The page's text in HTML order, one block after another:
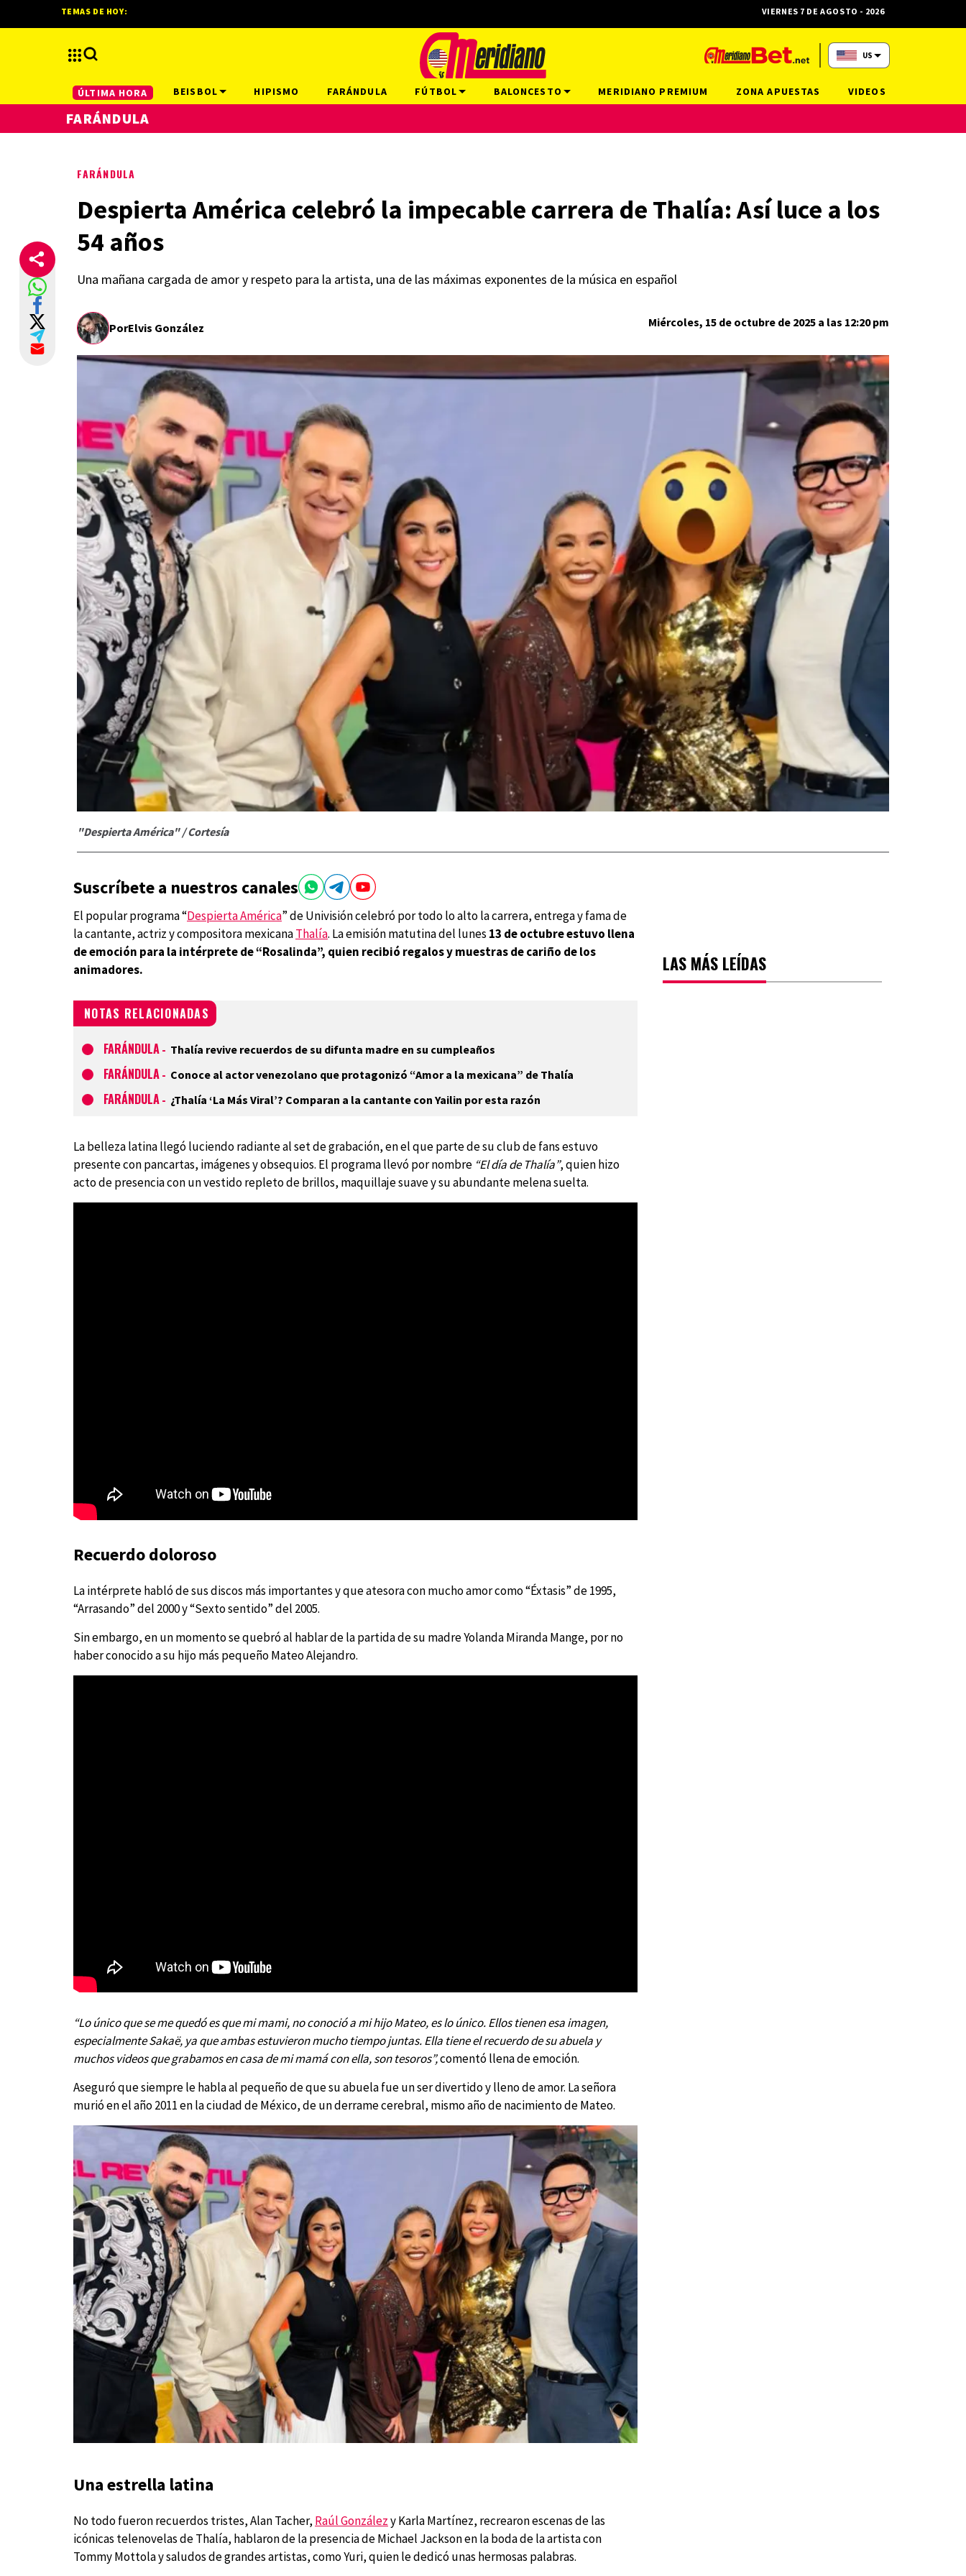
FARÁNDULA
Despierta América celebró la impecable carrera de Thalía: Así luce a los
54 años
Una mañana cargada de amor y respeto para la artista, una de las máximas exponentes de la música en español
PorElvis González Miércoles, 15 de octubre de 2025 a las 12:20 pm
"Despierta América" / Cortesía
Suscríbete a nuestros canales
El popular programa “Despierta América” de Univisión celebró por todo lo alto la carrera, entrega y fama de
la cantante, actriz y compositora mexicanaThalía. La emisión matutina del lunes 13 de octubre estuvo llena
de emoción para la intérprete de “Rosalinda”, quien recibió regalos y muestras de cariño de los
animadores.
NOTAS RELACIONADAS
FARÁNDULA - Thalía revive recuerdos de su difunta madre en su cumpleaños
FARÁNDULA - Conoce al actor venezolano que protagonizó “Amor a la mexicana” de Thalía
FARÁNDULA - ¿Thalía ‘La Más Viral’? Comparan a la cantante con Yailin por esta razón
La belleza latina llegó luciendo radiante al set de grabación, en el que parte de su club de fans estuvo
presente con pancartas, imágenes y obsequios. El programa llevó por nombre “El día de Thalía”, quien hizo
acto de presencia con un vestido repleto de brillos, maquillaje suave y su abundante melena suelta.
Recuerdo doloroso
La intérprete habló de sus discos más importantes y que atesora con mucho amor como “Éxtasis” de 1995,
“Arrasando” del 2000 y “Sexto sentido” del 2005.
Sin embargo, en un momento se quebró al hablar de la partida de su madre Yolanda Miranda Mange, por no
haber conocido a su hijo más pequeño Mateo Alejandro.
“Lo único que se me quedó es que mi mami, no conoció a mi hijo Mateo, es lo único. Ellos tienen esa imagen,
especialmente Sakaë, ya que ambas estuvieron mucho tiempo juntas. Ella tiene el recuerdo de su abuela y
muchos videos que grabamos en casa de mi mamá con ella, son tesoros”,comentó llena de emoción.
Aseguró que siempre le habla al pequeño de que su abuela fue un ser divertido y lleno de amor. La señora
murió en el año 2011 en la ciudad de México, de un derrame cerebral, mismo año de nacimiento de Mateo.
Una estrella latina
No todo fueron recuerdos tristes, Alan Tacher, Raúl Gonzálezy Karla Martínez, recrearon escenas de las
icónicas telenovelas de Thalía, hablaron de la presencia de Michael Jackson en la boda de la artista con
Tommy Mottola y saludos de grandes artistas, como Yuri, quien le dedicó unas hermosas palabras.
LAS MÁS LEÍDAS
TEMAS DE HOY: VIERNES 7 DE AGOSTO - 2026
US
ÚLTIMA HORA BEISBOL HIPISMO FARÁNDULA
FARÁNDULA
FÚTBOL BALONCESTO MERIDIANO PREMIUM ZONA APUESTAS VIDEOS